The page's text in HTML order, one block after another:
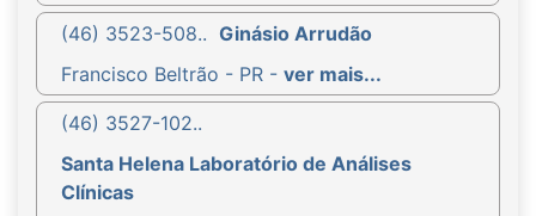
(46) 3523-508.. Ginásio Arrudão
Francisco Beltrão - PR - ver mais...
(46) 3527-102..
Santa Helena Laboratório de Análises
Clínicas